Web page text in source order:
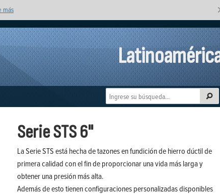
más
Serie STS 6"
La Serie STS está hecha de tazones en fundición de hierro dúctil de
primera calidad con el fin de proporcionar una vida más larga y
obtener una presión más alta.
Además de esto tienen configuraciones personalizadas disponibles